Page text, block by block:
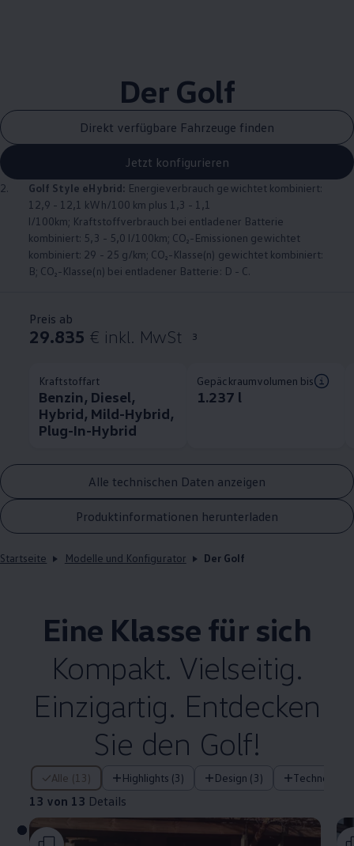
Der Golf
Direkt verfügbare Fahrzeuge finden
Jetzt konfigurieren
2. Golf Style eHybrid: Energieverbrauch gewichtet kombiniert:
12,9 - 12,1 kWh/100 km plus 1,3 - 1,1
l/100km; Kraftstoffverbrauch bei entladener Batterie
kombiniert: 5,3 - 5,0 l/100km; CO₂-Emissionen gewichtet
kombiniert: 29 - 25 g/km; CO₂-Klasse(n) gewichtet kombiniert:
B; CO₂-Klasse(n) bei entladener Batterie: D - C.
Preis ab
29.835 € inkl. MwSt 3
Kraftstoffart
Benzin, Diesel,
Hybrid, Mild-Hybrid,
Plug-In-Hybrid
Gepäckraumvolumen bis
1.237 l
Alle technischen Daten anzeigen
Produktinformationen herunterladen
Startseite Modelle und Konfigurator Der Golf
Eine Klasse für sich
Kompakt. Vielseitig.
Einzigartig. Entdecken
Sie den Golf!
Alle (13) Highlights (3) Design (3)
13 von 13 Details
13 von 13 Details